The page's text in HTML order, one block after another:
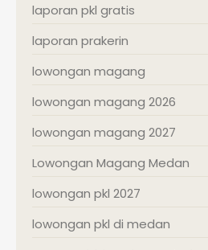
laporan pkl gratis
laporan prakerin
lowongan magang
lowongan magang 2026
lowongan magang 2027
Lowongan Magang Medan
lowongan pkl 2027
lowongan pkl di medan